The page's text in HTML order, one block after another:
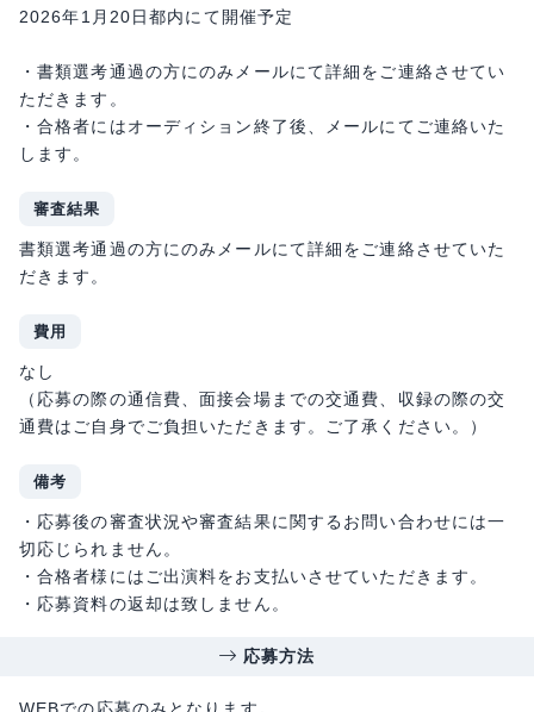
2026年1月20日都内にて開催予定
・書類選考通過の方にのみメールにて詳細をご連絡させてい
ただきます。
・合格者にはオーディション終了後、メールにてご連絡いた
します。
審査結果
書類選考通過の方にのみメールにて詳細をご連絡させていた
だきます。
費用
なし
（応募の際の通信費、面接会場までの交通費、収録の際の交
通費はご自身でご負担いただきます。ご了承ください。）
備考
・応募後の審査状況や審査結果に関するお問い合わせには一
切応じられません。
・合格者様にはご出演料をお支払いさせていただきます。
・応募資料の返却は致しません。
応募方法
WEBでの応募のみとなります。